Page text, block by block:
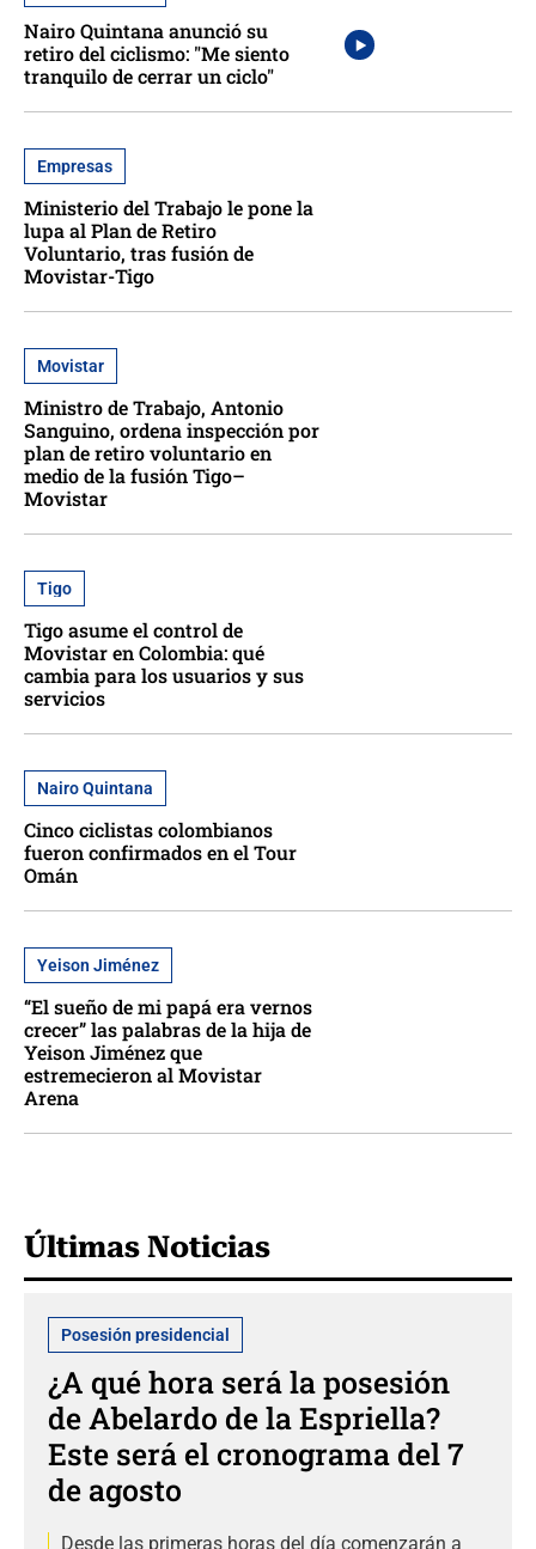
Nairo Quintana anunció su
retiro del ciclismo: "Me siento
tranquilo de cerrar un ciclo"
Empresas
Ministerio del Trabajo le pone la
lupa al Plan de Retiro
Voluntario, tras fusión de
Movistar-Tigo
Movistar
Ministro de Trabajo, Antonio
Sanguino, ordena inspección por
plan de retiro voluntario en
medio de la fusión Tigo–
Movistar
Tigo
Tigo asume el control de
Movistar en Colombia: qué
cambia para los usuarios y sus
servicios
Nairo Quintana
Cinco ciclistas colombianos
fueron confirmados en el Tour
Omán
Yeison Jiménez
“El sueño de mi papá era vernos
crecer” las palabras de la hija de
Yeison Jiménez que
estremecieron al Movistar
Arena
Últimas Noticias
Posesión presidencial
¿A qué hora será la posesión
de Abelardo de la Espriella?
Este será el cronograma del 7
de agosto
Desde las primeras horas del día comenzarán a